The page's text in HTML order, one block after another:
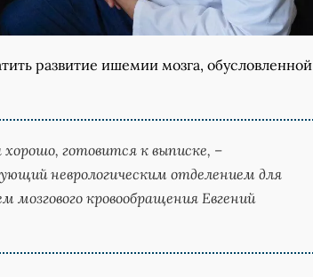
развитие ишемии мозга, обусловленной
готовится к выписке, –
неврологическим отделением для
кровообращения Евгений